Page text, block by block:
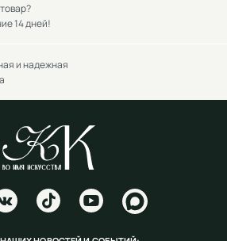
14 дней!
и надежная